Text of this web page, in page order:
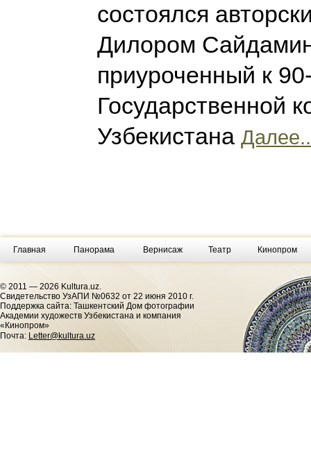
состоялся
Дилором
приуроченный к
Государственной
Узбекистана
Главная Панорама Вернисаж Театр Кинопром
© 2011 — 2026 Kultura.uz.
Cвидетельство УзАПИ №0632 от 22 июня 2010 г.
Поддержка сайта: Ташкентский Дом фотографии
Академии художеств Узбекистана и компания
«Кинопром»
Почта: Letter@kultura.uz